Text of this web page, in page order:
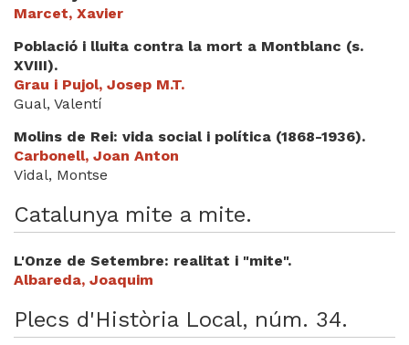
Marcet, Xavier
Població i lluita contra la mort a Montblanc (s.
XVIII).
Grau i Pujol, Josep M.T.
Gual, Valentí
Molins de Rei: vida social i política (1868-1936).
Carbonell, Joan Anton
Vidal, Montse
Catalunya mite a mite.
L'Onze de Setembre: realitat i "mite".
Albareda, Joaquim
Plecs d'Història Local, núm. 34.